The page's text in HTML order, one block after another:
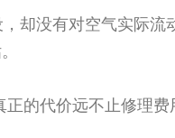
却没有对空气实际流
正的代价远不止修理